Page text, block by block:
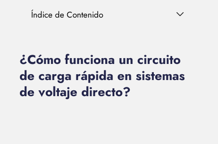
Índice de Contenido
¿Cómo funciona un circuito
de carga rápida en sistemas
de voltaje directo?